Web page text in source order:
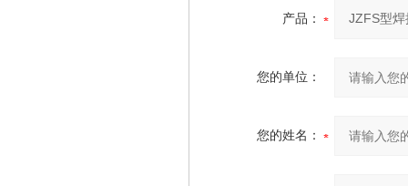
产品：
您的单位：
您的姓名：